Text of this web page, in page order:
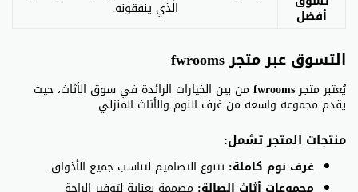
أفضل الذي ينفقونه.
التسوق عبر متجر fwrooms
يُعتبر متجرfwroomsمن بين الخيارات الرائدة في سوق الأثاث، حيث
يقدم مجموعة واسعة من غرف النوم والأثاث المنزلي.
منتجات المتجر تشمل:
غرف نوم كاملة: تتنوع التصاميم لتناسب جميع الأذواق.